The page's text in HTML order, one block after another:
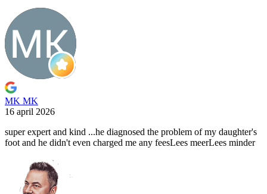
MK MK
16 april 2026
super expert and kind ...he diagnosed the problem of my daughter's
foot and he didn't even charged me any feesLees meerLees minder